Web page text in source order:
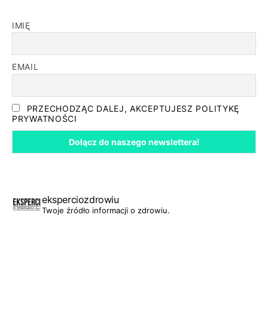
IMIĘ
EMAIL
PRZECHODZĄC DALEJ, AKCEPTUJESZ POLITYKĘ
PRYWATNOŚCI
eksperciozdrowiu
Twoje źródło informacji o zdrowiu.